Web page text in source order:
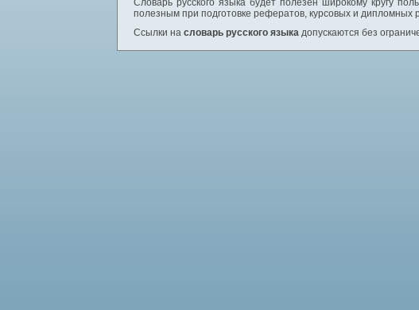
Словарь русского языка будет полезен широкому кругу
полезным при подготовке рефератов, курсовых и дипломных
Ссылки на словарь русского языка допускаются без